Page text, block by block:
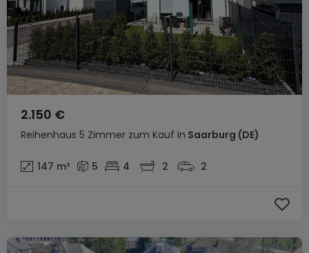
Reihenhaus 5 Zimmer zum Kauf in Saarburg (DE)
2.150 €
147 m² 5 4 2 2